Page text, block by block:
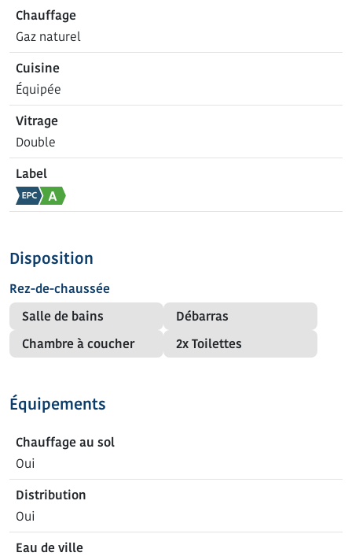
Chauffage
Gaz naturel
Cuisine
Équipée
Vitrage
Double
Label
Disposition
Rez-de-chaussée
Salle de bains
Débarras
Chambre à coucher
2x Toilettes
Équipements
Chauffage au sol
Oui
Distribution
Oui
Eau de ville